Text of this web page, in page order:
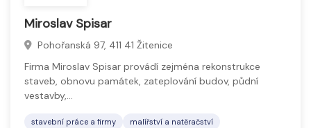
komfort a hygienu.
Miroslav Spisar
Pohořanská 97, 411 41 Žitenice
Firma Miroslav Spisar provádí zejména rekonstrukce
staveb, obnovu památek, zateplování budov, půdní
vestavby,…
stavební práce a firmy
malířství a natěračství